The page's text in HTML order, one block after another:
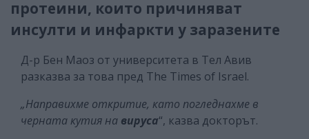
протеини, които причиняват
инсулти и инфаркти у заразените
Д-р Бен Маоз от университета в Тел Авив
разказва за това пред The ​​Times of Israel.
„Направихме откритие, като погледнахме в
черната кутия на вируса“, ​​казва докторът.